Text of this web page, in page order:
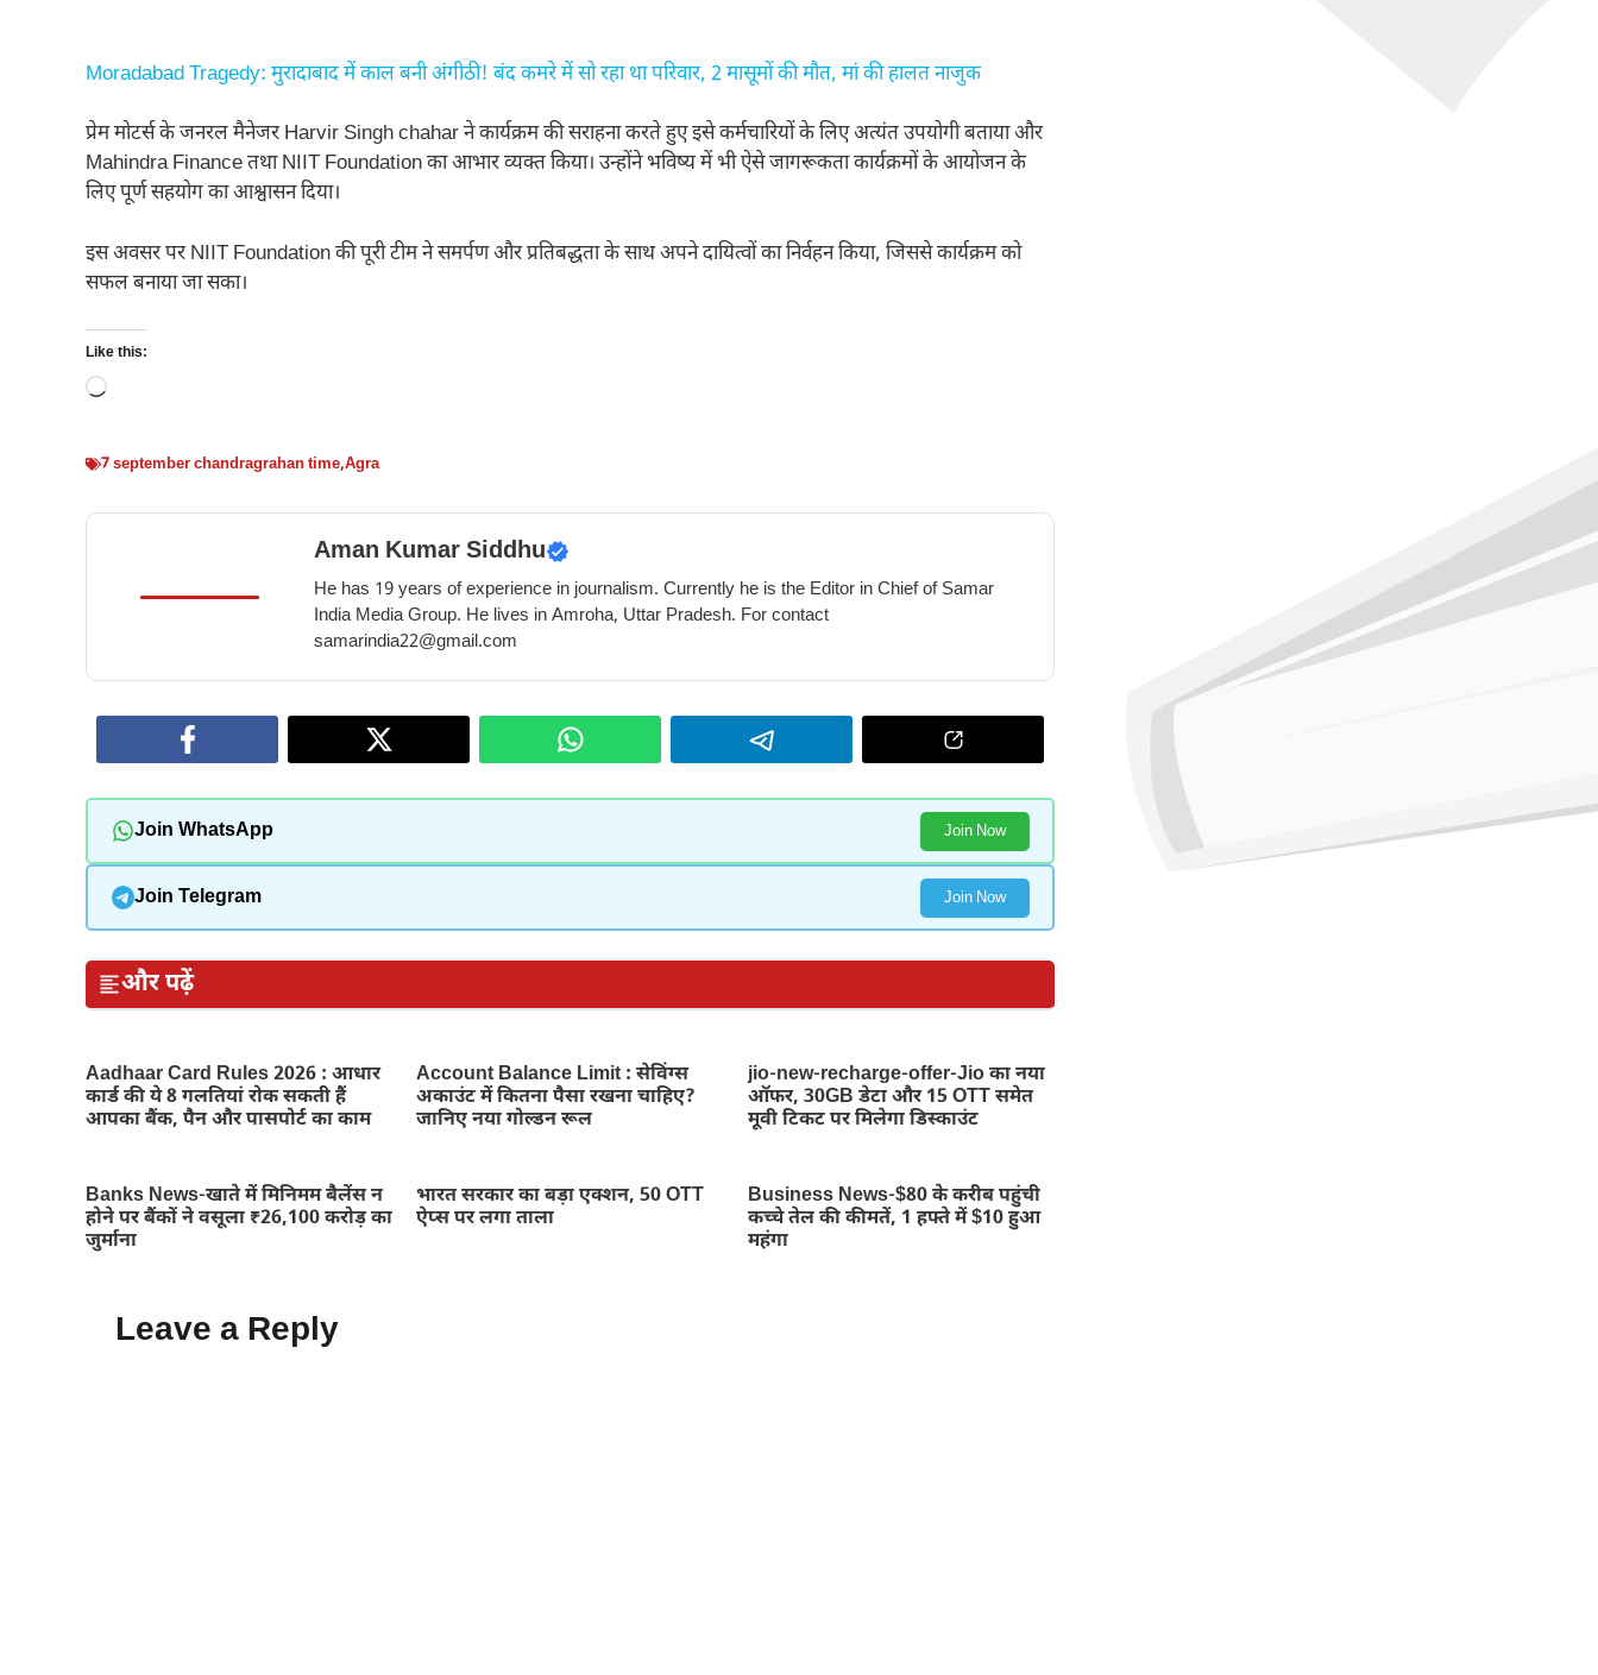
Moradabad Tragedy: मुरादाबाद में काल बनी अंगीठी! बंद कमरे में सो रहा था परिवार, 2 मासूमों की मौत, मां की हालत नाजुक
प्रेम मोटर्स के जनरल मैनेजर Harvir Singh chahar ने कार्यक्रम की सराहना करते हुए इसे कर्मचारियों के लिए अत्यंत उपयोगी बताया और
Mahindra Finance तथा NIIT Foundation का आभार व्यक्त किया। उन्होंने भविष्य में भी ऐसे जागरूकता कार्यक्रमों के आयोजन के
लिए पूर्ण सहयोग का आश्वासन दिया।
इस अवसर पर NIIT Foundation की पूरी टीम ने समर्पण और प्रतिबद्धता के साथ अपने दायित्वों का निर्वहन किया, जिससे कार्यक्रम को
सफल बनाया जा सका।
Like this:
Loading…
7 september chandragrahan time,Agra
Aman Kumar Siddhu
He has 19 years of experience in journalism. Currently he is the Editor in Chief of Samar
India Media Group. He lives in Amroha, Uttar Pradesh. For contact
samarindia22@gmail.com
Join WhatsApp Join Now
Join Telegram Join Now
और पढ़ें
Aadhaar Card Rules 2026 : आधार
कार्ड की ये 8 गलतियां रोक सकती हैं
आपका बैंक, पैन और पासपोर्ट का काम
Account Balance Limit : सेविंग्स
अकाउंट में कितना पैसा रखना चाहिए?
जानिए नया गोल्डन रूल
jio-new-recharge-offer-Jio का नया
ऑफर, 30GB डेटा और 15 OTT समेत
मूवी टिकट पर मिलेगा डिस्काउंट
Banks News-खाते में मिनिमम बैलेंस न
होने पर बैंकों ने वसूला ₹26,100 करोड़ का
जुर्माना
भारत सरकार का बड़ा एक्शन, 50 OTT
ऐप्स पर लगा ताला
Business News-$80 के करीब पहुंची
कच्चे तेल की कीमतें, 1 हफ्ते में $10 हुआ
महंगा
Leave a Reply